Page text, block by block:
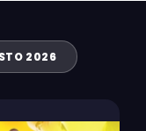
2026